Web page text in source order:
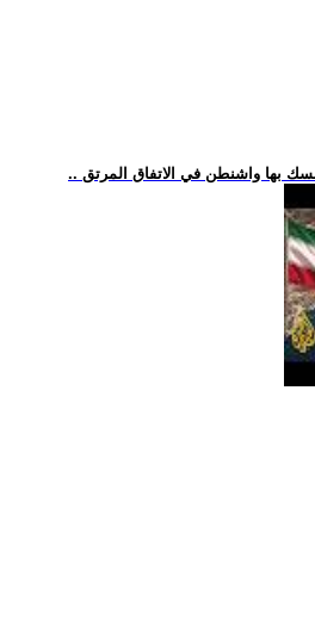
بها واشنطن في الاتفاق المرتق